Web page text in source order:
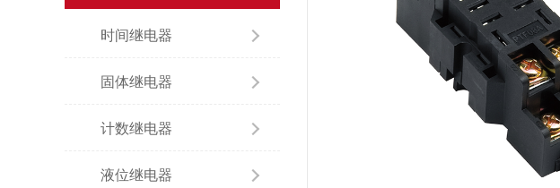
时间继电器
固体继电器
计数继电器
液位继电器